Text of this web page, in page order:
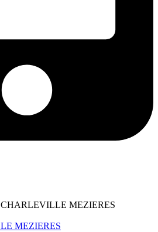
CHARLEVILLE MEZIERES
MEZIERES